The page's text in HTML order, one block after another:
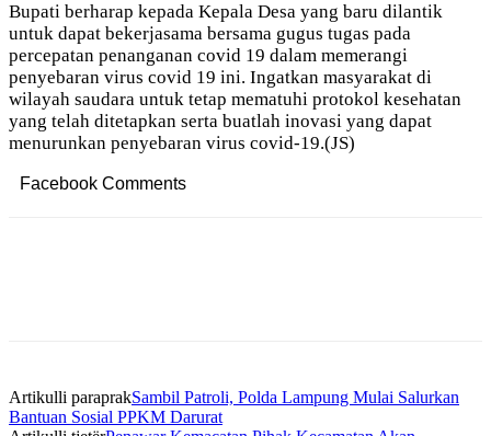
Bupati berharap kepada Kepala Desa yang baru dilantik
untuk dapat bekerjasama bersama gugus tugas pada
percepatan penanganan covid 19 dalam memerangi
penyebaran virus covid 19 ini. Ingatkan masyarakat di
wilayah saudara untuk tetap mematuhi protokol kesehatan
yang telah ditetapkan serta buatlah inovasi yang dapat
menurunkan penyebaran virus covid-19.(JS)
Facebook Comments
Artikulli paraprakSambil Patroli, Polda Lampung Mulai Salurkan
Bantuan Sosial PPKM Darurat